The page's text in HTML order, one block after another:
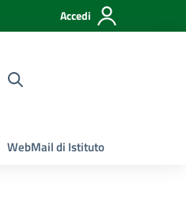
Accedi
WebMail di Istituto